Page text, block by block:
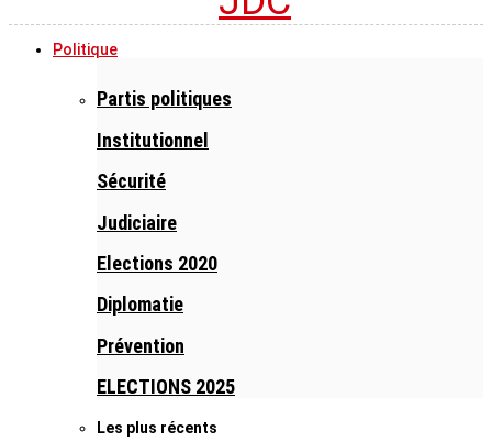
Politique
Partis politiques
Institutionnel
Sécurité
Judiciaire
Elections 2020
Diplomatie
Prévention
ELECTIONS 2025
Les plus récents